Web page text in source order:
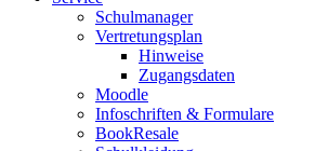
Schulmanager
Vertretungsplan
Hinweise
Zugangsdaten
Moodle
Infoschriften & Formulare
BookResale